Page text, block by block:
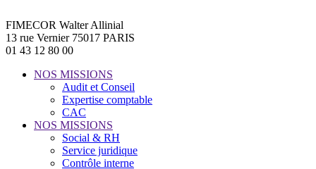
FIMECOR Walter Allinial
13 rue Vernier 75017 PARIS
01 43 12 80 00
NOS MISSIONS
Audit et Conseil
Expertise comptable
CAC
NOS MISSIONS
Social & RH
Service juridique
Contrôle interne